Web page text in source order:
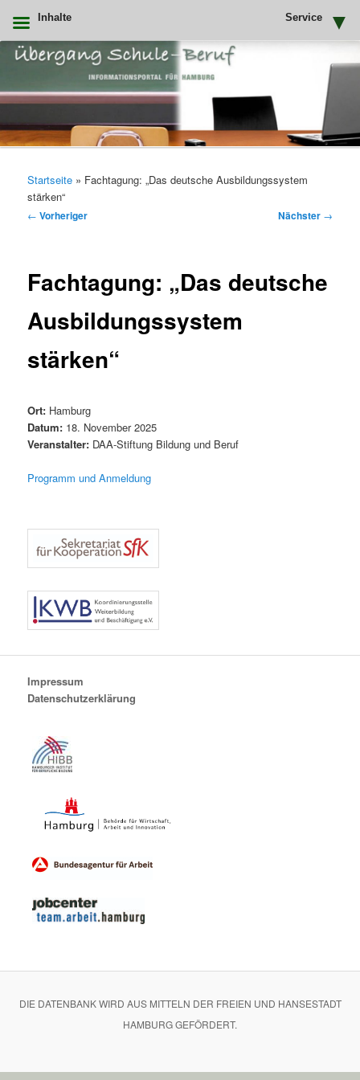
Zum
primären
springenUebergang Schule Beruf
Startseite » Fachtagung: „Das deutsche Ausbildungssystem
stärken“
Beitragsnavigation
← Vorheriger Nächster →
Fachtagung: „Das deutsche
Ausbildungssystem
stärken“
Ort: Hamburg
Datum: 18. November 2025
Veranstalter: DAA-Stiftung Bildung und Beruf
Programm und Anmeldung
Impressum
Datenschutzerklärung
DIE DATENBANK WIRD AUS MITTELN DER FREIEN UND HANSESTADT
HAMBURG GEFÖRDERT.
Inhalte Service